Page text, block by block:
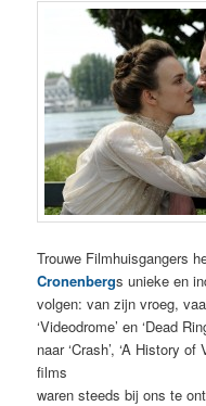
Trouwe Filmhuisgangers
Cronenbergs unieke en
volgen: van zijn vroeg,
‘Videodrome’ en ‘Dead
naar ‘Crash’, ‘A History
films
waren steeds bij ons te